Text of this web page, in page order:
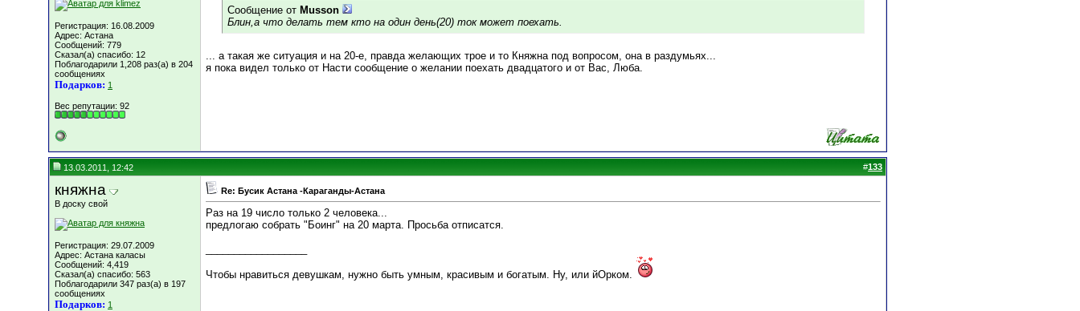
Регистрация: 16.08.2009
Адрес: Астана
Сообщений: 779
Сказал(а) спасибо: 12
Поблагодарили 1,208 раз(а) в 204
сообщениях
Подарков: 1
Вес репутации: 92
Сообщение от Musson
Блин,а что делать тем кто на один день(20) ток может поехать.
... а такая же ситуация и на 20-е, правда желающих трое и то Княжна под вопросом, она в раздумьях...
я пока видел только от Насти сообщение о желании поехать двадцатого и от Вас, Люба.
13.03.2011, 12:42 #133
княжна
В доску свой
Регистрация: 29.07.2009
Адрес: Астана каласы
Сообщений: 4,419
Сказал(а) спасибо: 563
Поблагодарили 347 раз(а) в 197
сообщениях
Подарков: 1
Re: Бусик Астана -Караганды-Астана
Раз на 19 число только 2 человека...
предлогаю собрать "Боинг" на 20 марта. Просьба отписатся.
Чтобы нравиться девушкам, нужно быть умным, красивым и богатым. Ну, или йОрком.